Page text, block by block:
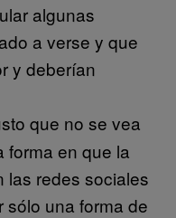
algunas
a verse y que
y deberían
que no se vea
forma en que la
las redes sociales
una forma de